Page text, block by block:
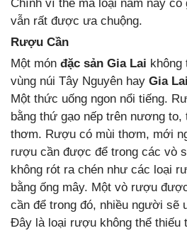
Chính vì thế mà loại nấm này có
vẫn rất được ưa chuộng.
Rượu Cần
Một món đặc sản Gia Lai
vùng núi Tây Nguyên hay Gia Lai
Một thức uống ngon nổi tiếng.
bằng thứ gạo nếp trên nương
thơm. Rượu có mùi thơm, mới
rượu cần được để trong các vò
không rót ra chén như các loại
bằng ống mây. Một vò rượu
cần để trong đó, nhiều người sẽ
Đây là loại rượu không thể thiếu